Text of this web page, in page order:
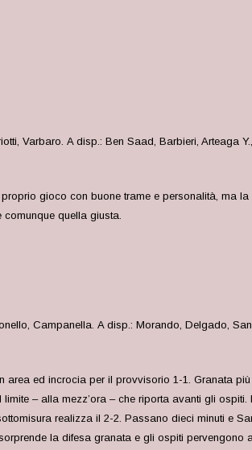
Varbaro. A disp.: Ben Saad, Barbieri, Arteaga
gioco con buone trame e personalità, ma la
quella giusta.
Campanella. A disp.: Morando, Delgado,
area ed incrocia per il provvisorio 1-1. Granata
– alla mezz’ora – che riporta avanti gli ospiti.
realizza il 2-2. Passano dieci minuti e
la difesa granata e gli ospiti pervengono